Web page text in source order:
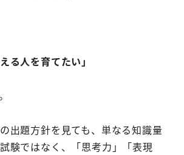
る人を育てたい」
出題方針を見ても、単なる知識量
験ではなく、「思考力」「表現